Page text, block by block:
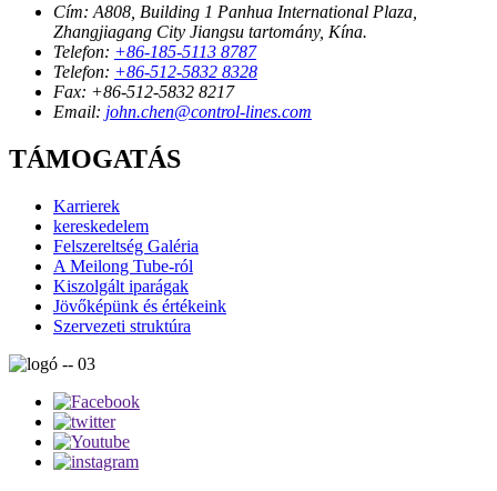
Cím: A808, Building 1 Panhua International Plaza,
Zhangjiagang City Jiangsu tartomány, Kína.
Telefon: +86-185-5113 8787
Telefon: +86-512-5832 8328
Fax: +86-512-5832 8217
Email: john.chen@control-lines.com
TÁMOGATÁS
Karrierek
kereskedelem
Felszereltség Galéria
A Meilong Tube-ról
Kiszolgált iparágak
Jövőképünk és értékeink
Szervezeti struktúra